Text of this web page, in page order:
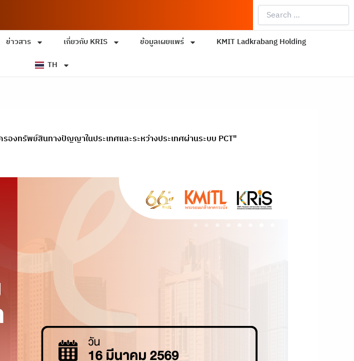
Search
ข่าวสาร เกี่ยวกับ KRIS ข้อมูลเผยแพร่
KMIT Ladkrabang Holding
TH
องทรัพย์สินทางปัญญาในประเทศและระหว่างประเทศผ่านระบบ PCT"